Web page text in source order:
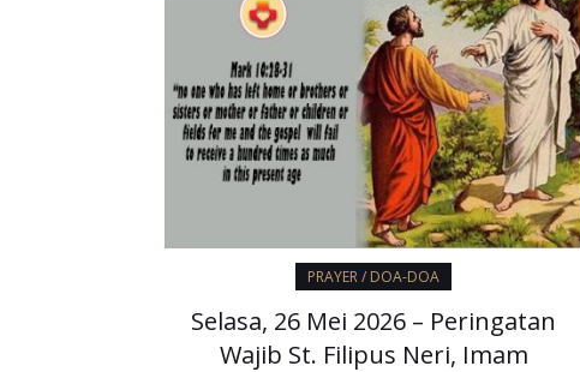
PRAYER / DOA-DOA
Selasa, 26 Mei 2026 – Peringatan
Wajib St. Filipus Neri, Imam